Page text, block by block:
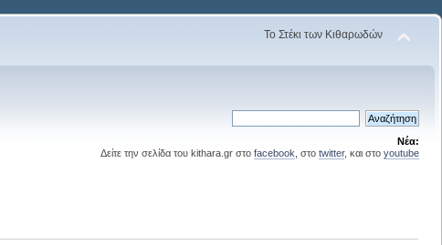
Το Στέκι των Κιθαρωδών
Νέα:
Δείτε την σελίδα του kithara.gr στο facebook , στο twitter, και στο youtube